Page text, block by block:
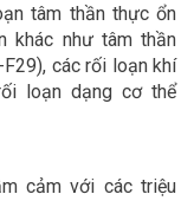
tâm thần thực ổn
khác như tâm thần
các rối loạn khí
loạn dạng cơ thể
cảm với các triệu